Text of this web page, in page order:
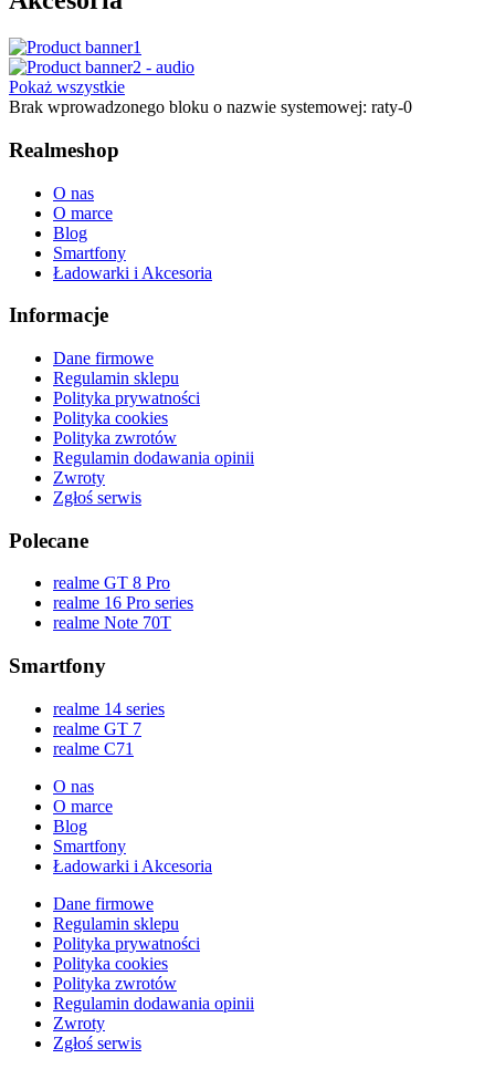
Pokaż wszystkie
Brak wprowadzonego bloku o nazwie systemowej: raty-0
Realmeshop
O nas
O marce
Blog
Smartfony
Ładowarki i Akcesoria
Informacje
Dane firmowe
Regulamin sklepu
Polityka prywatności
Polityka cookies
Polityka zwrotów
Regulamin dodawania opinii
Zwroty
Zgłoś serwis
Polecane
realme GT 8 Pro
realme 16 Pro series
realme Note 70T
Smartfony
realme 14 series
realme GT 7
realme C71
O nas
O marce
Blog
Smartfony
Ładowarki i Akcesoria
Dane firmowe
Regulamin sklepu
Polityka prywatności
Polityka cookies
Polityka zwrotów
Regulamin dodawania opinii
Zwroty
Zgłoś serwis